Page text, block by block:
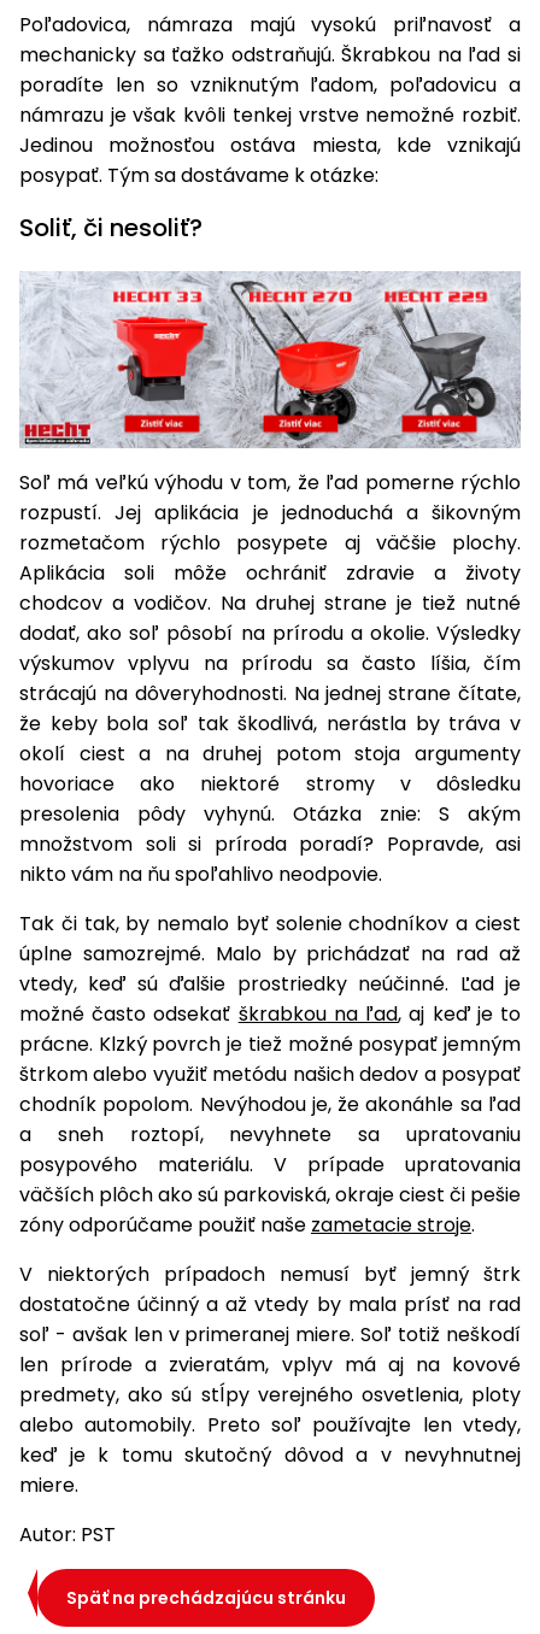
Príslušenstvo
Poľadovica, námraza majú vysokú priľnavosť a
mechanicky sa ťažko odstraňujú. Škrabkou na ľad si
poradíte len so vzniknutým ľadom, poľadovicu a
námrazu je však kvôli tenkej vrstve nemožné rozbiť.
Jedinou možnosťou ostáva miesta, kde vznikajú
posypať. Tým sa dostávame k otázke:
Soliť, či nesoliť?
Soľ má veľkú výhodu v tom, že ľad pomerne rýchlo
rozpustí. Jej aplikácia je jednoduchá a šikovným
rozmetačom rýchlo posypete aj väčšie plochy.
Aplikácia soli môže ochrániť zdravie a životy
chodcov a vodičov. Na druhej strane je tiež nutné
dodať, ako soľ pôsobí na prírodu a okolie. Výsledky
výskumov vplyvu na prírodu sa často líšia, čím
strácajú na dôveryhodnosti. Na jednej strane čítate,
že keby bola soľ tak škodlivá, nerástla by tráva v
okolí ciest a na druhej potom stoja argumenty
hovoriace ako niektoré stromy v dôsledku
presolenia pôdy vyhynú. Otázka znie: S akým
množstvom soli si príroda poradí? Popravde, asi
nikto vám na ňu spoľahlivo neodpovie.
Tak či tak, by nemalo byť solenie chodníkov a ciest
úplne samozrejmé. Malo by prichádzať na rad až
vtedy, keď sú ďalšie prostriedky neúčinné. Ľad je
možné často odsekať škrabkou na ľad, aj keď je to
prácne. Klzký povrch je tiež možné posypať jemným
štrkom alebo využiť metódu našich dedov a posypať
chodník popolom. Nevýhodou je, že akonáhle sa ľad
a sneh roztopí, nevyhnete sa upratovaniu
posypového materiálu. V prípade upratovania
väčších plôch ako sú parkoviská, okraje ciest či pešie
zóny odporúčame použiť naše zametacie stroje.
V niektorých prípadoch nemusí byť jemný štrk
dostatočne účinný a až vtedy by mala prísť na rad
soľ - avšak len v primeranej miere. Soľ totiž neškodí
len prírode a zvieratám, vplyv má aj na kovové
predmety, ako sú stĺpy verejného osvetlenia, ploty
alebo automobily. Preto soľ používajte len vtedy,
keď je k tomu skutočný dôvod a v nevyhnutnej
miere.
Autor: PST
Späť na prechádzajúcu stránku